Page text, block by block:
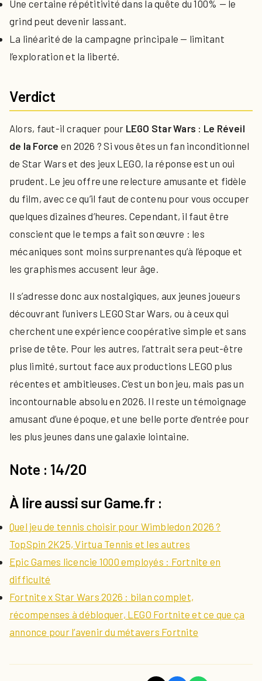
Une certaine répétitivité dans la quête du 100% — le
grind peut devenir lassant.
La linéarité de la campagne principale — limitant
l’exploration et la liberté.
Verdict
Alors, faut-il craquer pour LEGO Star Wars : Le Réveil
de la Force en 2026 ? Si vous êtes un fan inconditionnel
de Star Wars et des jeux LEGO, la réponse est un oui
prudent. Le jeu offre une relecture amusante et fidèle
du film, avec ce qu’il faut de contenu pour vous occuper
quelques dizaines d’heures. Cependant, il faut être
conscient que le temps a fait son œuvre : les
mécaniques sont moins surprenantes qu’à l’époque et
les graphismes accusent leur âge.
Il s’adresse donc aux nostalgiques, aux jeunes joueurs
découvrant l’univers LEGO Star Wars, ou à ceux qui
cherchent une expérience coopérative simple et sans
prise de tête. Pour les autres, l’attrait sera peut-être
plus limité, surtout face aux productions LEGO plus
récentes et ambitieuses. C’est un bon jeu, mais pas un
incontournable absolu en 2026. Il reste un témoignage
amusant d’une époque, et une belle porte d’entrée pour
les plus jeunes dans une galaxie lointaine.
Note : 14/20
À lire aussi sur Game.fr :
Quel jeu de tennis choisir pour Wimbledon 2026 ?
TopSpin 2K25, Virtua Tennis et les autres
Epic Games licencie 1000 employés : Fortnite en
difficulté
Fortnite x Star Wars 2026 : bilan complet,
récompenses à débloquer, LEGO Fortnite et ce que ça
annonce pour l’avenir du métavers Fortnite